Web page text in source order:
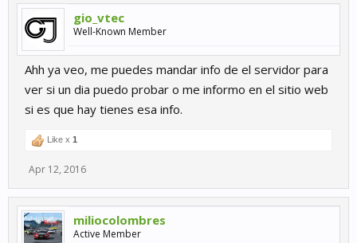
gio_vtec
Well-Known Member
Ahh ya veo, me puedes mandar info de el servidor para
ver si un dia puedo probar o me informo en el sitio web
si es que hay tienes esa info.
Like x 1
Apr 12, 2016
miliocolombres
Active Member